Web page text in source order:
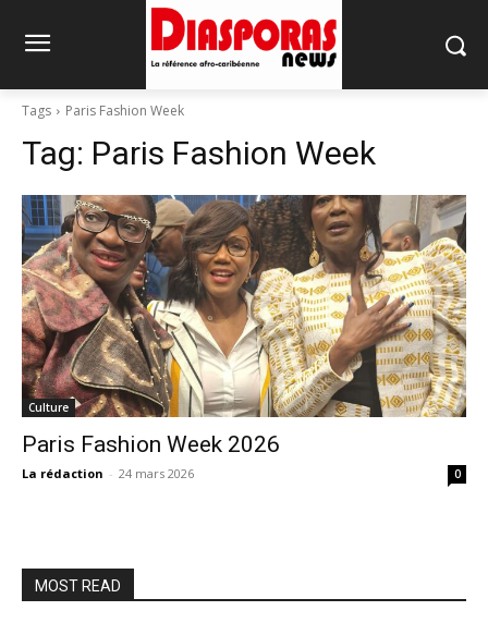
Tags Paris Fashion Week
Tag: Paris Fashion Week
Culture
Paris Fashion Week 2026
La rédaction - 24 mars 2026 0
MOST READ